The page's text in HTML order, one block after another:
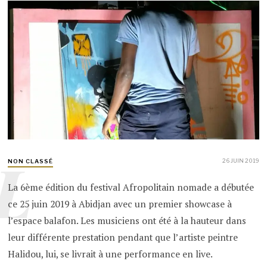
NON CLASSÉ 26 JUIN 2019
La 6ème édition du festival Afropolitain nomade a débutée
ce 25 juin 2019 à Abidjan avec un premier showcase à
l’espace balafon. Les musiciens ont été à la hauteur dans
leur différente prestation pendant que l’artiste peintre
Halidou, lui, se livrait à une performance en live.